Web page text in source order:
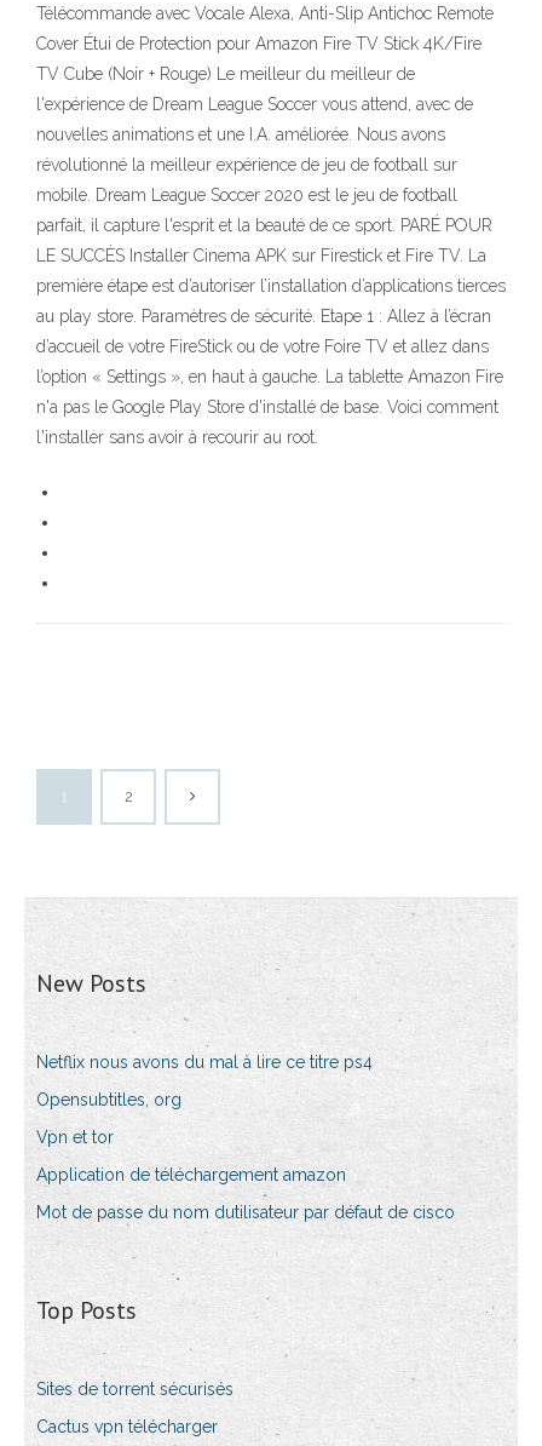
Télécommande avec Vocale Alexa, Anti-Slip Antichoc Remote
Cover Étui de Protection pour Amazon Fire TV Stick 4K/Fire
TV Cube (Noir + Rouge) Le meilleur du meilleur de
l'expérience de Dream League Soccer vous attend, avec de
nouvelles animations et une I.A. améliorée. Nous avons
révolutionné la meilleur expérience de jeu de football sur
mobile. Dream League Soccer 2020 est le jeu de football
parfait, il capture l'esprit et la beauté de ce sport. PARÉ POUR
LE SUCCÈS Installer Cinema APK sur Firestick et Fire TV. La
première étape est d’autoriser l’installation d’applications tierces
au play store. Paramètres de sécurité. Etape 1 : Allez à l’écran
d’accueil de votre FireStick ou de votre Foire TV et allez dans
l’option « Settings », en haut à gauche. La tablette Amazon Fire
n'a pas le Google Play Store d'installé de base. Voici comment
l'installer sans avoir à recourir au root.
1 2
New Posts
Netflix nous avons du mal à lire ce titre ps4
Opensubtitles, org
Vpn et tor
Application de téléchargement amazon
Mot de passe du nom dutilisateur par défaut de cisco
Top Posts
Sites de torrent sécurisés
Cactus vpn télécharger